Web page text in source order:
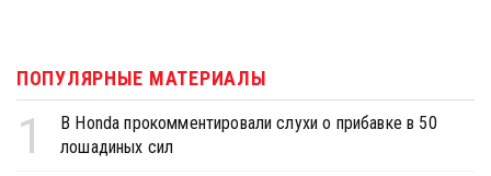
ПОПУЛЯРНЫЕ МАТЕРИАЛЫ
1
В Honda прокомментировали слухи о прибавке в 50
лошадиных сил